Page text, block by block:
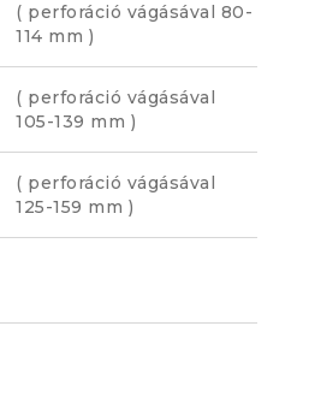
( perforáció vágásával 80-
114 mm )
( perforáció vágásával
105-139 mm )
( perforáció vágásával
125-159 mm )